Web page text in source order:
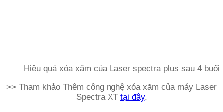
Hiệu quả xóa xăm của Laser spectra plus sau 4 buổi
>> Tham khảo Thêm công nghệ xóa xăm của máy Laser
Spectra XT tại đây.